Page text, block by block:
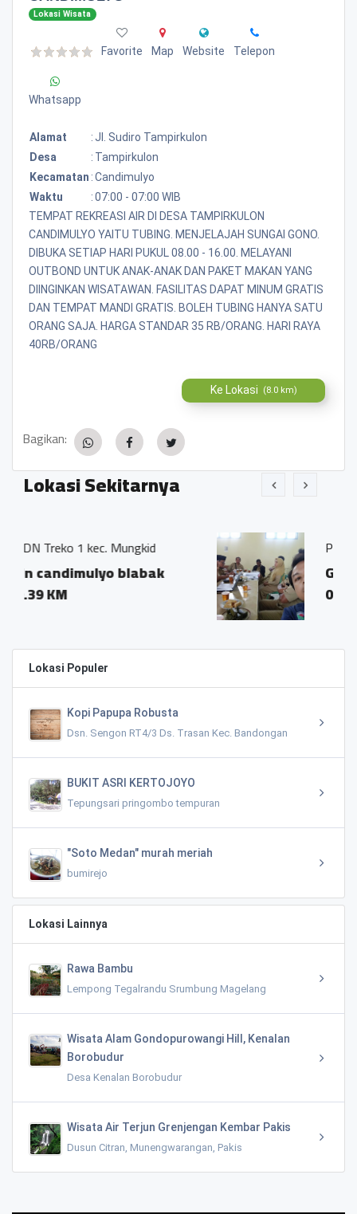
Lokasi Wisata
Favorite Map Website Telepon
Whatsapp
Alamat : Jl. Sudiro Tampirkulon
Desa
: Tampirkulon
Kecamatan :Candimulyo
Waktu
:07:00 - 07:00 WIB
TEMPAT REKREASI AIR DI DESA TAMPIRKULON
CANDIMULYO YAITU TUBING. MENJELAJAH SUNGAI GONO.
DIBUKA SETIAP HARI PUKUL 08.00 - 16.00. MELAYANI
OUTBOND UNTUK ANAK-ANAK DAN PAKET MAKAN YANG
DIINGINKAN WISATAWAN. FASILITAS DAPAT MINUM GRATIS
DAN TEMPAT MANDI GRATIS. BOLEH TUBING HANYA SATU
ORANG SAJA. HARGA STANDAR 35 RB/ORANG. HARI RAYA
40RB/ORANG
Ke Lokasi (8.0 km)
Bagikan:
Lokasi Sekitarnya
Pemerintah Desa Gondang
Gondang Mungkid
0.67 KM
Lokasi Populer
Kopi Papupa Robusta
Dsn. Sengon RT4/3 Ds. Trasan Kec. Bandongan
BUKIT ASRI KERTOJOYO
Tepungsari pringombo tempuran
"Soto Medan" murah meriah
bumirejo
Lokasi Lainnya
Rawa Bambu
Lempong Tegalrandu Srumbung Magelang
Wisata Alam Gondopurowangi Hill, Kenalan
Borobudur
Desa Kenalan Borobudur
Wisata Air Terjun Grenjengan Kembar Pakis
Dusun Citran, Munengwarangan, Pakis